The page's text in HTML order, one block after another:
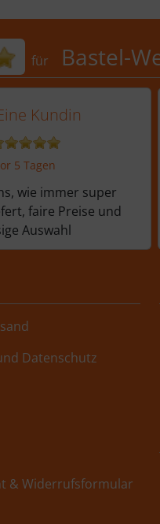
für
für Bastel-
von
Kundin
5 Tagen
wie immer super
faire Preise und
Auswahl
Datenschutz
& Widerrufsformular